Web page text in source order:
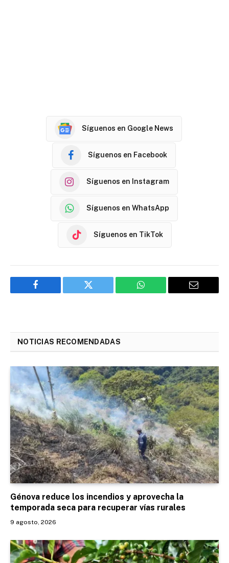
Síguenos en Google News
Síguenos en Facebook
Síguenos en Instagram
Síguenos en WhatsApp
Síguenos en TikTok
Facebook Twitter WhatsApp Email
NOTICIAS RECOMENDADAS
Génova reduce los incendios y aprovecha la
temporada seca para recuperar vías rurales
9 agosto, 2026